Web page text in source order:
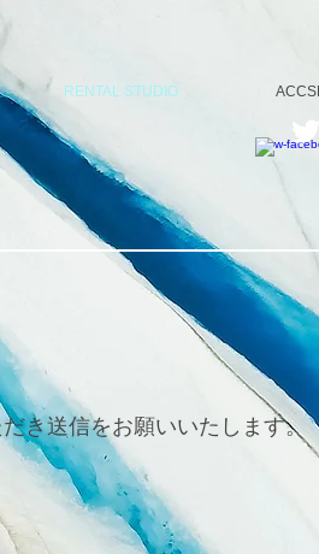
RENTAL STUDIO
き送信をお願いいたします。